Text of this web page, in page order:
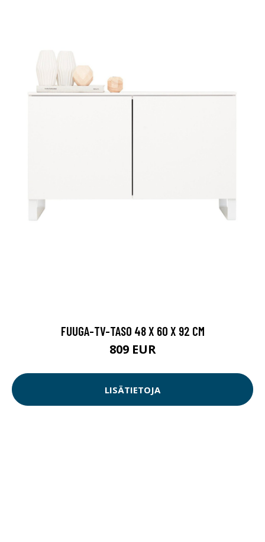
FUUGA-TV-TASO 48 X 60 X 92 CM
809 EUR
LISÄTIETOJA